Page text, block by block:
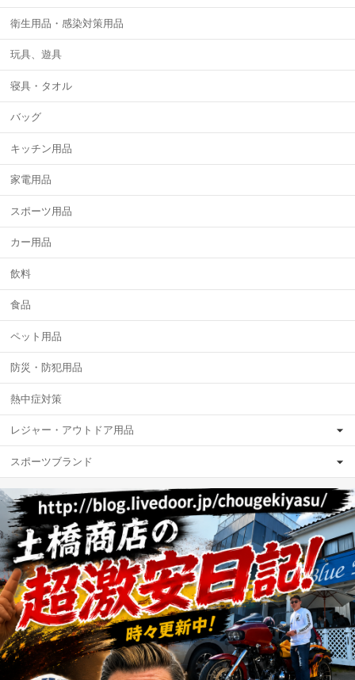
衛生用品・感染対策用品
玩具、遊具
寝具・タオル
バッグ
キッチン用品
家電用品
スポーツ用品
カー用品
飲料
食品
ペット用品
防災・防犯用品
熱中症対策
レジャー・アウトドア用品
スポーツブランド